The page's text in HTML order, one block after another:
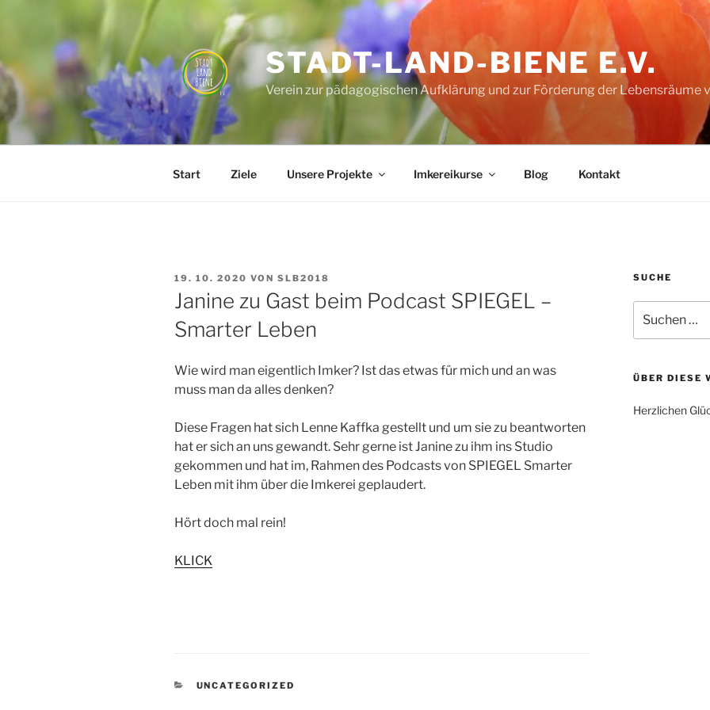
springen
STADT-LAND-BIENE E.V.
Verein zur pädagogischen Aufklärung und zur Förderung der Lebensräume
Start Ziele Unsere Projekte Imkereikurse Blog Kontakt
VERÖFFENTLICHT
AM
19. 10. 2020 VON SLB2018
Janine zu Gast beim Podcast SPIEGEL –
Smarter Leben
Wie wird man eigentlich Imker? Ist das etwas für mich und an was
muss man da alles denken?
Diese Fragen hat sich Lenne Kaffka gestellt und um sie zu beantworten
hat er sich an uns gewandt. Sehr gerne ist Janine zu ihm ins Studio
gekommen und hat im, Rahmen des Podcasts von SPIEGEL Smarter
Leben mit ihm über die Imkerei geplaudert.
Hört doch mal rein!
KLICK
KATEGORIEN
UNCATEGORIZED
SUCHE
nach:
ÜBER DIESE
Herzlichen